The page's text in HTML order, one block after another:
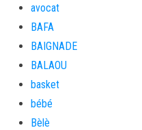
avocat
BAFA
BAIGNADE
BALAOU
basket
bébé
Bèlè